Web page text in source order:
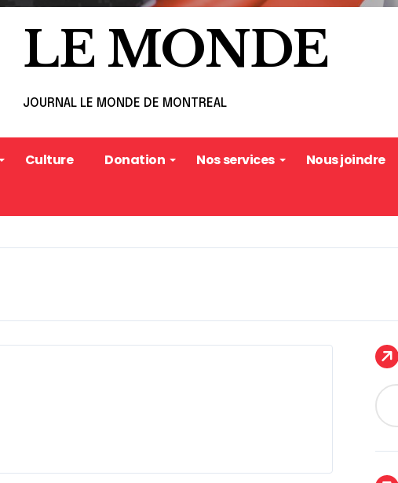
LE MONDE
JOURNAL LE MONDE DE MONTREAL
Culture Donation Nos services Nous joindre